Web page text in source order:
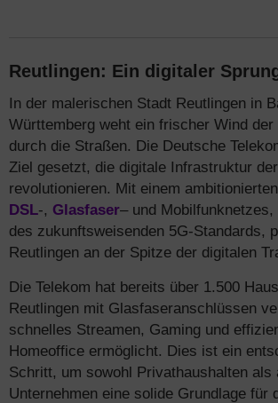
Reutlingen: Ein digitaler
In der malerischen Stadt Reutlingen in
Württemberg weht ein frischer Wind der
durch die Straßen. Die Deutsche
Ziel gesetzt, die digitale Infrastruktur
revolutionieren. Mit einem
DSL-, Glasfaser– und
des zukunftsweisenden 5G-Standards,
Reutlingen an der Spitze der digitalen
Die Telekom hat bereits über 1.500
Reutlingen mit Glasfaseranschlüssen
schnelles Streamen, Gaming und
Homeoffice ermöglicht. Dies ist ein
Schritt, um sowohl Privathaushalten als
Unternehmen eine solide Grundlage für